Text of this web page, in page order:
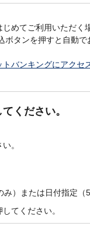
めてご利用いただ
ボタンを押すと自動
バンキングにアクセ
ください。
。
み）または日付指定
てください。